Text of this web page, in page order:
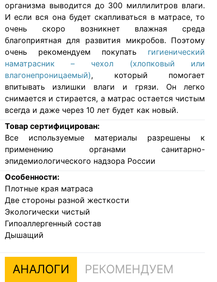
системами вентиляции. Ведь матрас должен
сохранять свою свежесть в течение всего срока
(не менее 10-15 лет). Но каждую ночь через кожу
организма выводится до 300 миллилитров влаги.
И если вся она будет скапливаться в матрасе, то
очень скоро возникнет влажная среда
благоприятная для развития микробов. Поэтому
очень рекомендуем покупатьгигиенический
наматрасник – чехол (хлопковый или
влагонепроницаемый), который помогает
снимается и стирается, а матрас остается чистым
всегда и даже через 10 лет будет как новый.
Товар сертифицирован:
применению органами санитарно-
эпидемиологического надзора России
Особенности:
Плотные края матраса
Две стороны разной жесткости
Гипоаллергенный состав
Дышащий